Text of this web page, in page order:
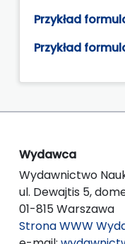
Przykład
Przykład
Wydawca
Wydawnictwo
ul. Dewajtis 5,
01-815 Warszawa
Strona WWW